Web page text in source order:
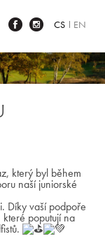
CS EN
který byl během
naší juniorské
Díky vaší podpoře
poputují na